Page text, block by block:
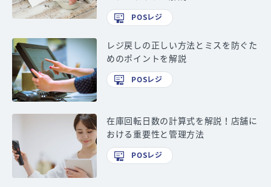
POSレジ
レジ戻しの正しい方法とミスを防ぐた
めのポイントを解説
POSレジ
在庫回転日数の計算式を解説！店舗に
おける重要性と管理方法
POSレジ